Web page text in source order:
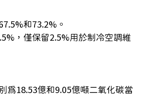
和73.2%。​
，僅保留2.5%用於制冷空調維
為18.53億和9.05億噸二氧化碳當